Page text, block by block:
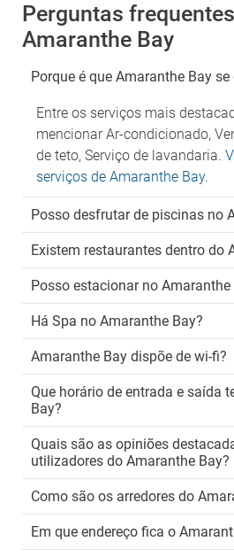
Perguntas
Amaranthe Bay
Porque é que Amaranthe Bay se
Entre os serviços mais
mencionar Ar-condicionado,
de teto, Serviço de lavandaria.
serviços de Amaranthe Bay.
Posso desfrutar de piscinas no
Existem restaurantes dentro do
Posso estacionar no Amaranthe
Há Spa no Amaranthe Bay?
Amaranthe Bay dispõe de wi-fi?
Que horário de entrada e saída
Bay?
Quais são as opiniões
utilizadores do Amaranthe Bay?
Como são os arredores do
Em que endereço fica o